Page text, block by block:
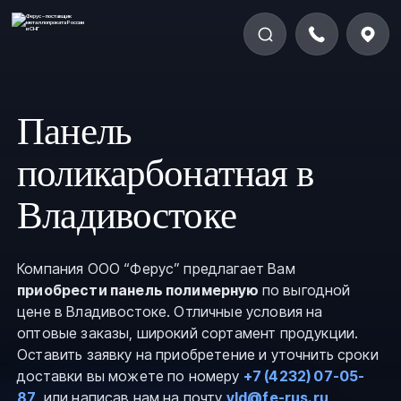
Панель
поликарбонатная в
Владивостоке
Компания ООО “Ферус” предлагает Вам
приобрести панель полимерную по выгодной
цене в Владивостоке. Отличные условия на
оптовые заказы, широкий сортамент продукции.
Оставить заявку на приобретение и уточнить сроки
доставки вы можете по номеру +7 (4232) 07-05-